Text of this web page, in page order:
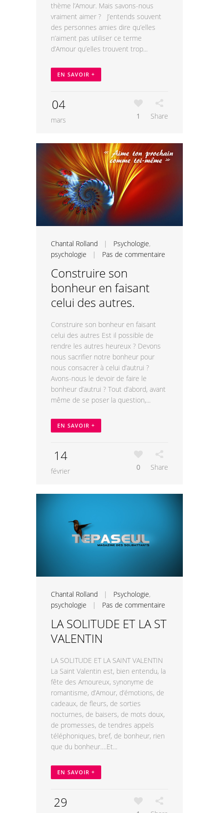
thème l’Amour. Mais savons-nous
vraiment aimer ? J’entends souvent
des personnes amies dire qu’elles
n’aiment pas utiliser ce terme
d’Amour qu’elles trouvent trop...
EN SAVOIR +
04
mars 1 Share
Chantal Rolland | Psychologie,
psychologie | Pas de commentaire
Construire son
bonheur en faisant
celui des autres.
Construire son bonheur en faisant
celui des autres Est il possible de
rendre les autres heureux ? Devons
nous sacrifier notre bonheur pour
nous consacrer à celui d’autrui ?
Avons-nous le devoir de faire le
bonheur d’autrui ? Tout d’abord, avant
même de se poser la question,...
EN SAVOIR +
14
février 0 Share
Chantal Rolland | Psychologie,
psychologie | Pas de commentaire
LA SOLITUDE ET LA ST
VALENTIN
LA SOLITUDE ET LA SAINT VALENTIN
La Saint Valentin est, bien entendu, la
fête des Amoureux, synonyme de
romantisme, d’Amour, d’émotions, de
cadeaux, de fleurs, de sorties
nocturnes, de baisers, de mots doux,
de promesses, de tendres appels
téléphoniques, bref, de bonheur, rien
que du bonheur….Et...
EN SAVOIR +
29